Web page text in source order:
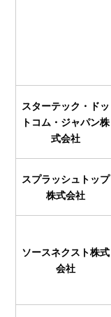
スターテック・ドッ
トコム・ジャパン株
式会社
スプラッシュトップ
株式会社
ソースネクスト株式
会社